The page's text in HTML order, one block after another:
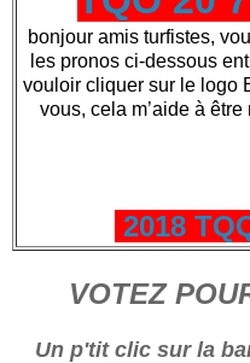
bonjour amis turfistes,
les pronos ci-dessous
vouloir cliquer sur le logo
vous, cela m’aide à
2018
VOTEZ
Un p'tit clic sur la